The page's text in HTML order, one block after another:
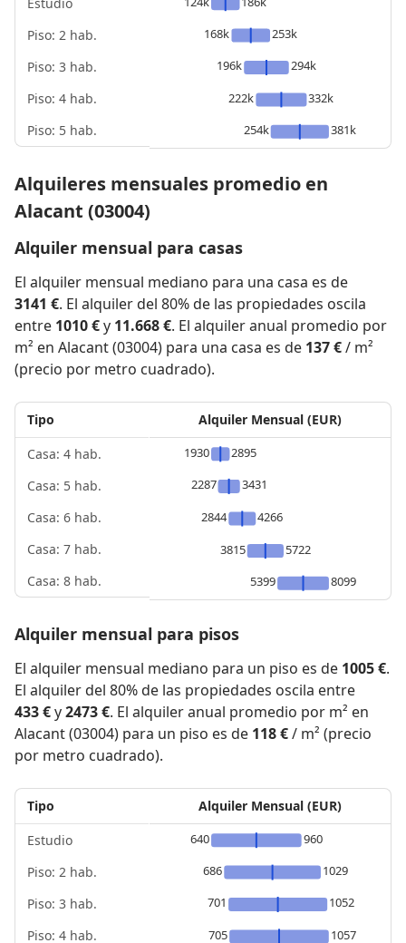
Piso: 2 hab.
Piso: 3 hab.
Piso: 4 hab.
Piso: 5 hab.
168k
253k
196k
294k
222k
332k
254k
381k
Alquileres mensuales promedio en
Alacant (03004)
Alquiler mensual para casas
El alquiler mensual mediano para una casa es de
3141 €. El alquiler del 80% de las propiedades oscila
entre 1010 €y 11.668 €. El alquiler anual promedio por
m² en Alacant (03004) para una casa es de 137 €/ m²
(precio por metro cuadrado).
Tipo
Casa: 4 hab.
Casa: 5 hab.
Casa: 6 hab.
Casa: 7 hab.
Casa: 8 hab.
Alquiler Mensual (EUR)
1930
2895
2287
3431
2844
4266
3815
5722
5399
8099
Alquiler mensual para pisos
El alquiler mensual mediano para un piso es de 1005 €.
El alquiler del 80% de las propiedades oscila entre
433 €y2473 €. El alquiler anual promedio por m² en
Alacant (03004) para un piso es de 118 €/ m² (precio
por metro cuadrado).
Tipo
Estudio
Piso: 2 hab.
Piso: 3 hab.
Piso: 4 hab.
Alquiler Mensual (EUR)
640
960
686
1029
701
1052
705
1057